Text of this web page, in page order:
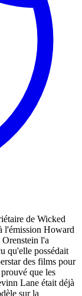
de Wicked
l'émission Howard
l'a
qu'elle possédait
des films pour
que les
Lane était déjà
sur la